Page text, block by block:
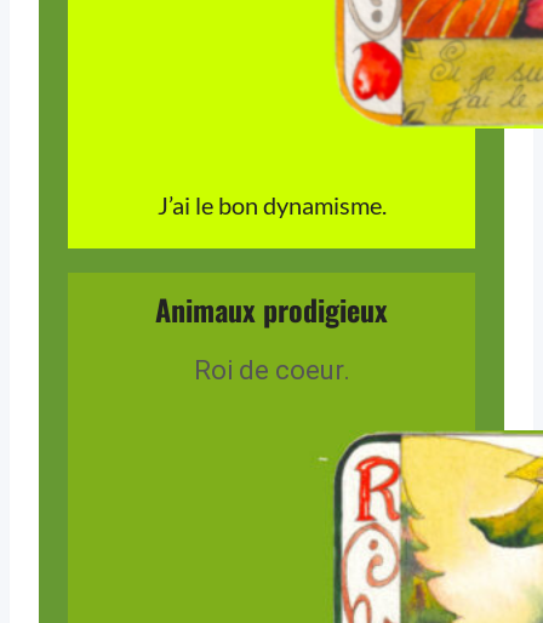
J’ai le bon dynamisme.
Animaux prodigieux
Roi de coeur.